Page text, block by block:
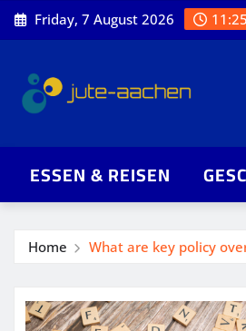
Skip
to
Friday, 7 August 2026
ESSEN & REISEN
Home What are key policy